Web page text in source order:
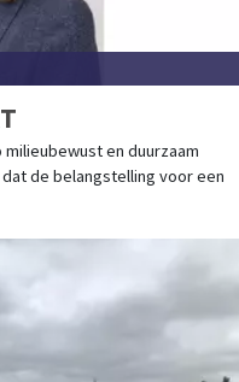
en duurzaam
de belangstelling voor een